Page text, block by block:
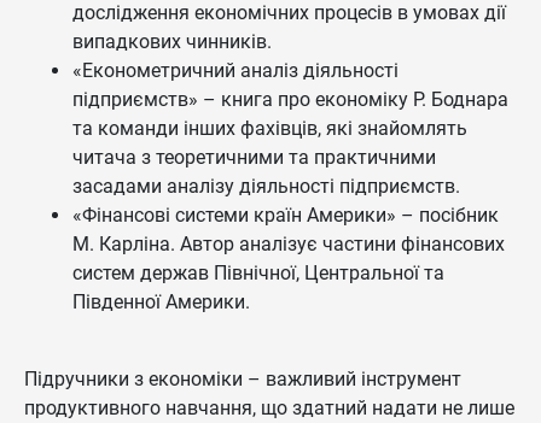
дослідження економічних процесів в умовах дії
випадкових чинників.
«Економетричний аналіз діяльності
підприємств» – книга про економіку Р. Боднара
та команди інших фахівців, які знайомлять
читача з теоретичними та практичними
засадами аналізу діяльності підприємств.
«Фінансові системи країн Америки» – посібник
М. Карліна. Автор аналізує частини фінансових
систем держав Північної, Центральної та
Південної Америки.
Підручники з економіки – важливий інструмент
продуктивного навчання, що здатний надати не лише